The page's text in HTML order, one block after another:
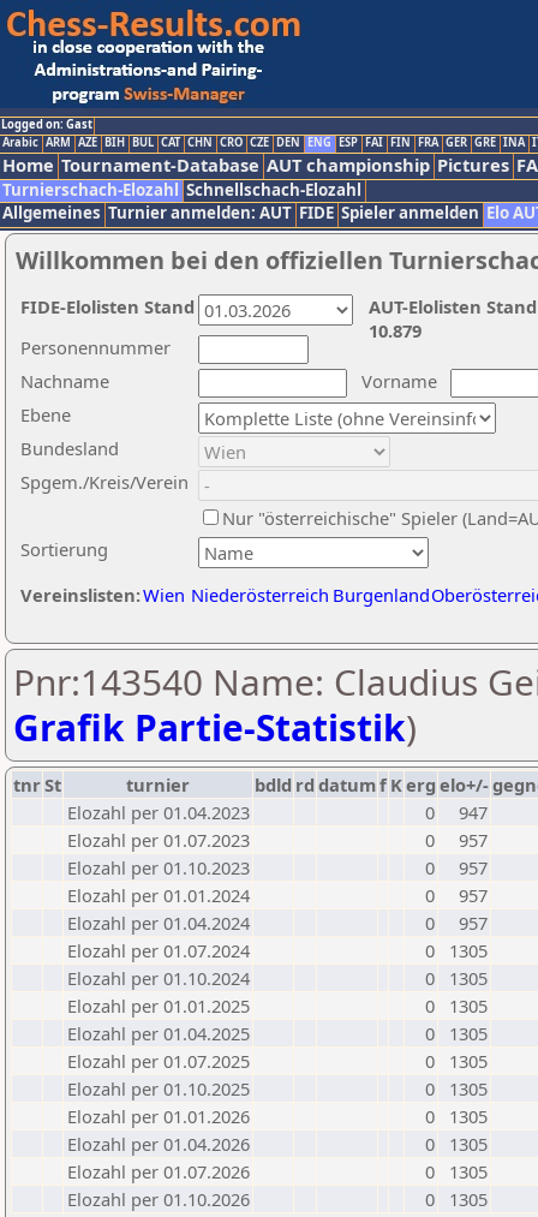
Logged on: Gast
Arabic ARM AZE BIH BUL CAT CHN CRO CZE DEN ENG ESP FAI FIN FRA GER GRE INA
Home Tournament-Database AUT championship Pictures
Turnierschach-Elozahl Schnellschach-Elozahl
Allgemeines Turnier anmelden: AUT FIDE Spieler anmelden Elo
Willkommen bei den offiziellen
Nachname
Vorname
Ebene
Sortierung
Personennummer
Bundesland
Spgem./Kreis/Verein
Nur "österreichische" Spieler
Vereinslisten:Wien Niederösterreich Burgenland
AUT-Elolisten
10.879
FIDE-Elolisten Stand
Pnr:143540 Name: Claudius
Grafik Partie-Statistik)
tnrSt turnier bdld rd datumf Kerg elo+/-
Elozahl per 01.04.2023
0
947
Elozahl per 01.07.2023
0
957
Elozahl per 01.10.2023
0
957
Elozahl per 01.01.2024
0
957
Elozahl per 01.04.2024
0
957
Elozahl per 01.07.2024
0
1305
Elozahl per 01.10.2024
0
1305
Elozahl per 01.01.2025
0
1305
Elozahl per 01.04.2025
0
1305
Elozahl per 01.07.2025
0
1305
Elozahl per 01.10.2025
0
1305
Elozahl per 01.01.2026
0
1305
Elozahl per 01.04.2026
0
1305
Elozahl per 01.07.2026
0
1305
Elozahl per 01.10.2026
0 1305